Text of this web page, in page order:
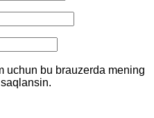
uchun bu brauzerda mening